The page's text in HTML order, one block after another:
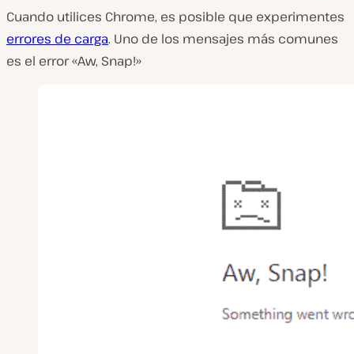
Cuando utilices Chrome, es posible que experimentes
errores de carga. Uno de los mensajes más comunes
es el error «Aw, Snap!»